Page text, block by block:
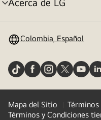
Acerca de LG
selector
Colombia, Español
Mapa del Sitio
Términos
Términos y Condiciones